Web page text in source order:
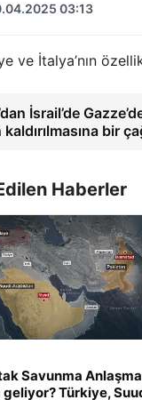
03:13
ve İtalya’nın
İsrail’de
bir
Haberler
Savunma
geliyor? Türkiye,